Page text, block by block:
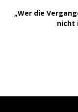
„Wer die
nicht